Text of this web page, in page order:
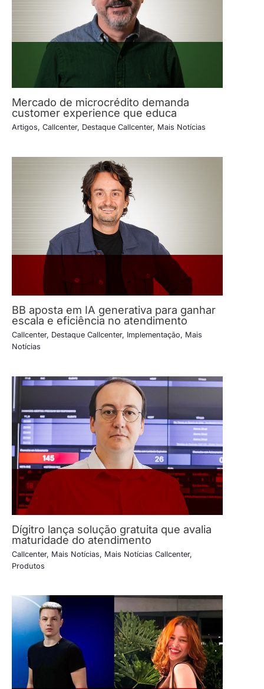
Mercado de microcrédito demanda
customer experience que educa
Artigos, Callcenter, Destaque Callcenter, Mais Notícias
BB aposta em IA generativa para ganhar
escala e eficiência no atendimento
Callcenter, Destaque Callcenter, Implementação, Mais
Notícias
Dígitro lança solução gratuita que avalia
maturidade do atendimento
Callcenter, Mais Notícias, Mais Notícias Callcenter,
Produtos